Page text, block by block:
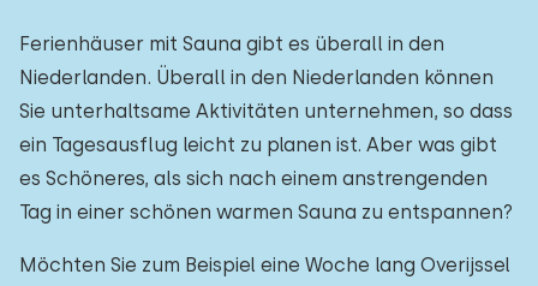
Ferienhäuser mit Sauna gibt es überall in den
Niederlanden. Überall in den Niederlanden können
Sie unterhaltsame Aktivitäten unternehmen, so dass
ein Tagesausflug leicht zu planen ist. Aber was gibt
es Schöneres, als sich nach einem anstrengenden
Tag in einer schönen warmen Sauna zu entspannen?
Möchten Sie zum Beispiel eine Woche lang Overijssel